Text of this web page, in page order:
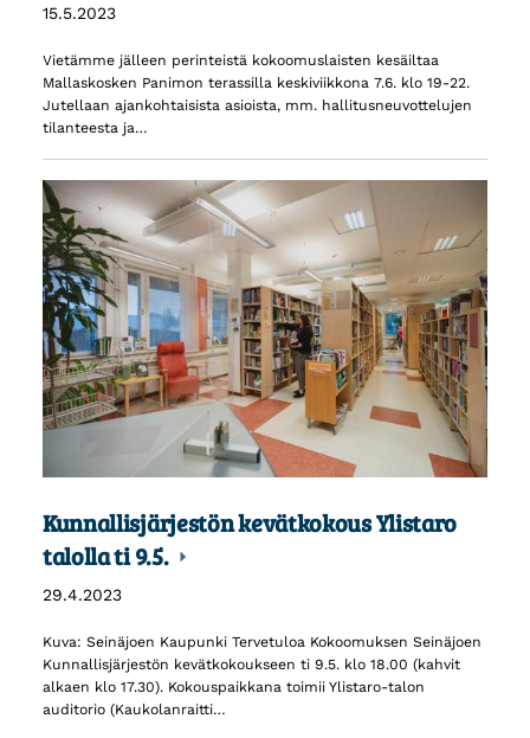
15.5.2023
Vietämme jälleen perinteistä kokoomuslaisten kesäiltaa
Mallaskosken Panimon terassilla keskiviikkona 7.6. klo 19-22.
Jutellaan ajankohtaisista asioista, mm. hallitusneuvottelujen
tilanteesta ja…
Kunnallisjärjestön kevätkokous Ylistaro
talolla ti 9.5.
29.4.2023
Kuva: Seinäjoen Kaupunki Tervetuloa Kokoomuksen Seinäjoen
Kunnallisjärjestön kevätkokoukseen ti 9.5. klo 18.00 (kahvit
alkaen klo 17.30). Kokouspaikkana toimii Ylistaro-talon
auditorio (Kaukolanraitti…